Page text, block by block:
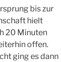
bis zur
hielt
20 Minuten
offen.
ging es dann